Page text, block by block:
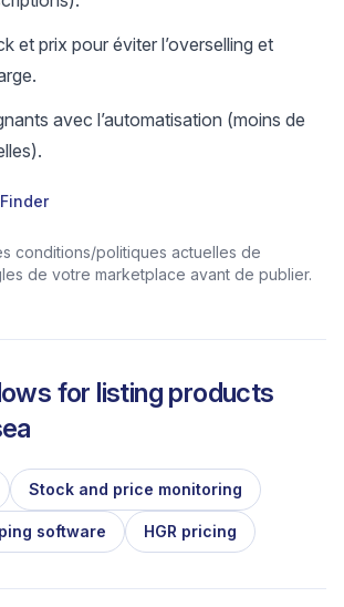
et prix pour éviter l’overselling et
avec l’automatisation (moins de
conditions/politiques actuelles de
de votre marketplace avant de publier.
for listing products
Stock and price monitoring
software HGR pricing